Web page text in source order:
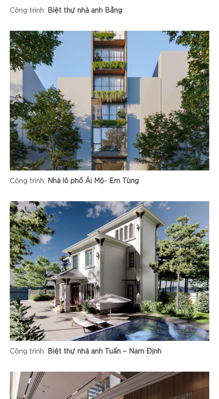
Công trình: Biệt thự nhà anh Bằng
Công trình: Nhà lô phố Ái Mộ- Em Tùng
Công trình: Biệt thự nhà anh Tuấn – Nam Định